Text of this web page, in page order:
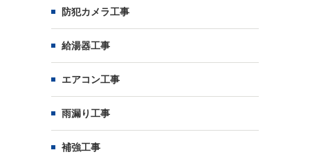
防犯カメラ工事
給湯器工事
エアコン工事
雨漏り工事
補強工事